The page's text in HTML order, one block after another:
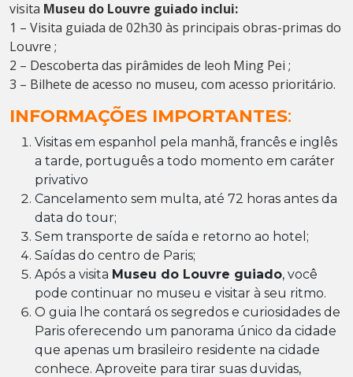
visita Museu do Louvre guiado inclui:
1 – Visita guiada de 02h30 às principais obras-primas do
Louvre ;
2 – Descoberta das pirâmides de leoh Ming Pei ;
3 – Bilhete de acesso no museu, com acesso prioritário.
INFORMAÇÕES IMPORTANTES:
Visitas em espanhol pela manhã, francês e inglês
a tarde, português a todo momento em caráter
privativo
Cancelamento sem multa, até 72 horas antes da
data do tour;
Sem transporte de saída e retorno ao hotel;
Saídas do centro de Paris;
Após a visita Museu do Louvre guiado, você
pode continuar no museu e visitar à seu ritmo.
O guia lhe contará os segredos e curiosidades de
Paris oferecendo um panorama único da cidade
que apenas um brasileiro residente na cidade
conhece. Aproveite para tirar suas duvidas,